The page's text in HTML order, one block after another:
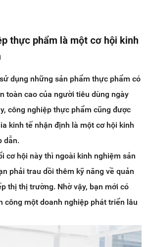
thực phẩm là một cơ hội kinh
dụng những sản phẩm thực phẩm có
toàn cao của người tiêu dùng ngày
công nghiệp thực phẩm cũng được
kinh tế nhận định là một cơ hội kinh
dẫn.
cơ hội này thì ngoài kinh nghiệm sản
phải trau dồi thêm kỹ năng về quản
thị thị trường. Nhờ vậy, bạn mới có
công một doanh nghiệp phát triển lâu